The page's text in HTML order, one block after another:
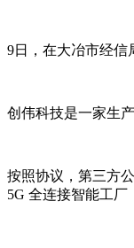
9日，在大冶市经信
创伟科技是一家生
按照协议，第三方
5G 全连接智能工厂